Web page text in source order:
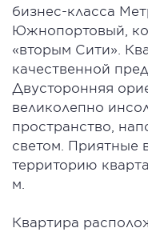
бизнес-класса
Южнопортовый,
«вторым Сити».
качественной
Двусторонняя
великолепно
пространство,
светом. Приятные
территорию
м.
Квартира